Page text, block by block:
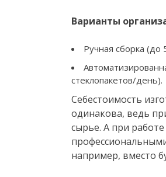
Варианты
Ручная сборка (до
стеклопакетов/день).
Себестоимость
одинакова, ведь
сырье. А при
например, вместо